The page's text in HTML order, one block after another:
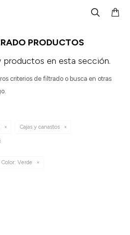
PRODUCTOS
productos en esta sección.
criterios de filtrado o busca en otras
Cajas y canastos
Color: Verde